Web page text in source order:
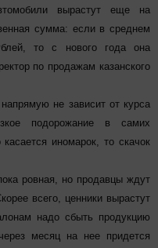
вырастут еще на
сумма: если в среднем
то с нового года она
по продажам казанского
не зависит от курса
подорожание в самих
иномарок, то скачок
ровная, но продавцы ждут
всего, ценники вырастут
надо сбыть продукцию
месяц на нее придется